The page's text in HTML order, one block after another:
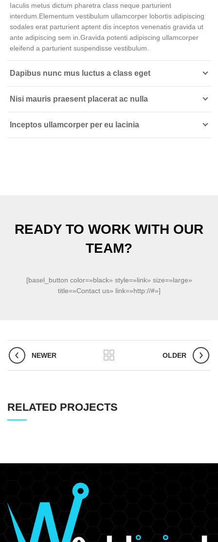
Iaculis metus dictum pharetra class neque parturient
interdum.Elementum vestibulum ullamcorper lobortis adipiscing
sodales erat parturient aptent dis inceptos venenatis gravida ut
ante adipiscing sem in.Gravida potenti adipiscing ullamcorper
eleifend a parturient suspendisse vestibulum.
Dapibus nunc mus luctus a class eget
Nisi mauris praesent placerat ac nulla
Inceptos ullamcorper per eu lacinia
READY TO WORK WITH OUR
TEAM?
[basel_button color=»black» style=»link» size=»large»
title=»Contact us» link=»http://#»]
NEWER OLDER
RELATED PROJECTS